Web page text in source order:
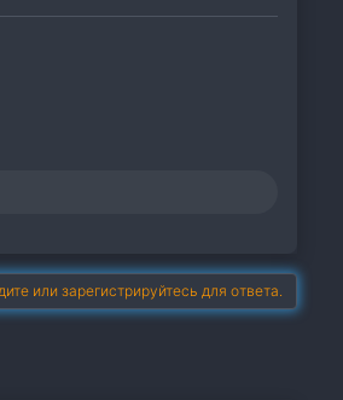
или зарегистрируйтесь для ответа.